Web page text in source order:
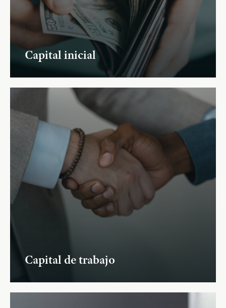
Capital inicial
Capital de trabajo